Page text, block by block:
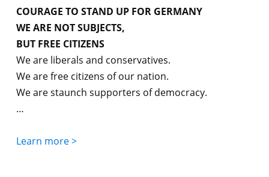
COURAGE TO STAND UP FOR GERMANY
WE ARE NOT SUBJECTS,
BUT FREE CITIZENS
We are liberals and conservatives.
We are free citizens of our nation.
We are staunch supporters of democracy.
…
Learn more >